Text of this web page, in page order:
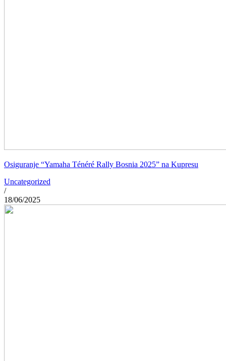
Osiguranje “Yamaha Ténéré Rally Bosnia 2025” na Kupresu
Uncategorized
/
18/06/2025